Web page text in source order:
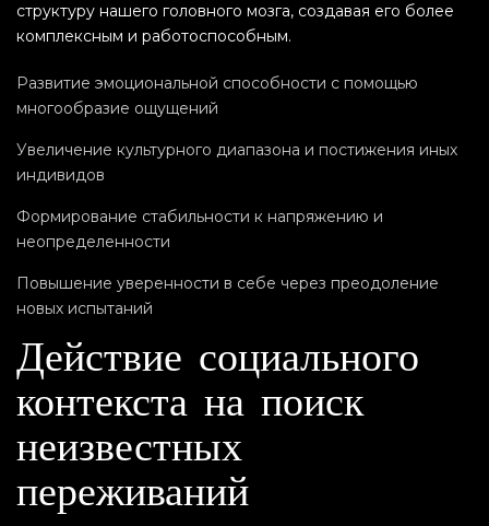
структуру нашего головного мозга, создавая его более
комплексным и работоспособным.
Развитие эмоциональной способности с помощью
многообразие ощущений
Увеличение культурного диапазона и постижения иных
индивидов
Формирование стабильности к напряжению и
неопределенности
Повышение уверенности в себе через преодоление
новых испытаний
Действие социального
контекста на поиск
неизвестных
переживаний